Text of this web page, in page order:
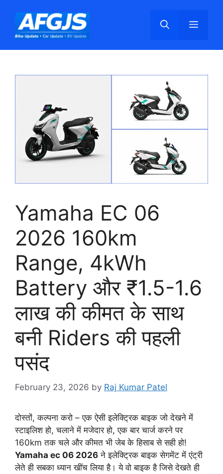
content
Menu
Yamaha EC 06
2026 160km
Range, 4kWh
Battery और ₹1.5-1.6
लाख की कीमत के साथ
बनी Riders की पहली
पसंद
February 23, 2026 by Raj Kumar Patel
दोस्तों, कल्पना करो – एक ऐसी इलेक्ट्रिक बाइक जो देखने में
स्टाइलिश हो, चलाने में मजेदार हो, एक बार चार्ज करने पर
160km तक चले और कीमत भी जेब के हिसाब से सही हो!
Yamaha ec 06 2026 ने इलेक्ट्रिक बाइक सेगमेंट में एंट्री
लेते ही सबका ध्यान खींच लिया है। ये वो बाइक है जिसे देखते ही